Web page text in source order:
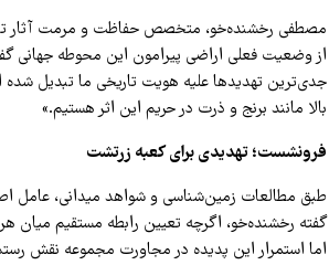
مصطفی رخشنده‌خو، متخصص حفاظت و مرمت آثار
از وضعیت فعلی اراضی پیرامون این محوطه
جدی‌ترین تهدیدها علیه هویت تاریخی ما تبدیل
بالا مانند برنج و ذرت در حریم این اثر هستیم.»
فرونشست؛ تهدیدی برای کعبه زرتشت
طبق مطالعات زمین‌شناسی و شواهد میدانی، عامل
گفته رخشنده‌خو، اگرچه تعیین رابطه مستقیم
اما استمرار این پدیده در مجاورت مجموعه نقش